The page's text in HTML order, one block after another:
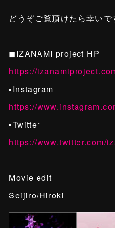
どうぞご覧頂けたら幸いで
◼︎IZANAMI project HP
https://
▪️Instagram
https://
▪️Twitter
https://www.twitter.com/
Movie edit
Seijiro/Hiroki